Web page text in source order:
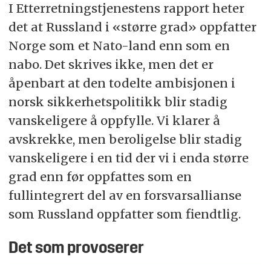
I Etterretningstjenestens rapport heter
det at Russland i «større grad» oppfatter
Norge som et Nato-land enn som en
nabo. Det skrives ikke, men det er
åpenbart at den todelte ambisjonen i
norsk sikkerhetspolitikk blir stadig
vanskeligere å oppfylle. Vi klarer å
avskrekke, men beroligelse blir stadig
vanskeligere i en tid der vi i enda større
grad enn før oppfattes som en
fullintegrert del av en forsvarsallianse
som Russland oppfatter som fiendtlig.
Det som provoserer